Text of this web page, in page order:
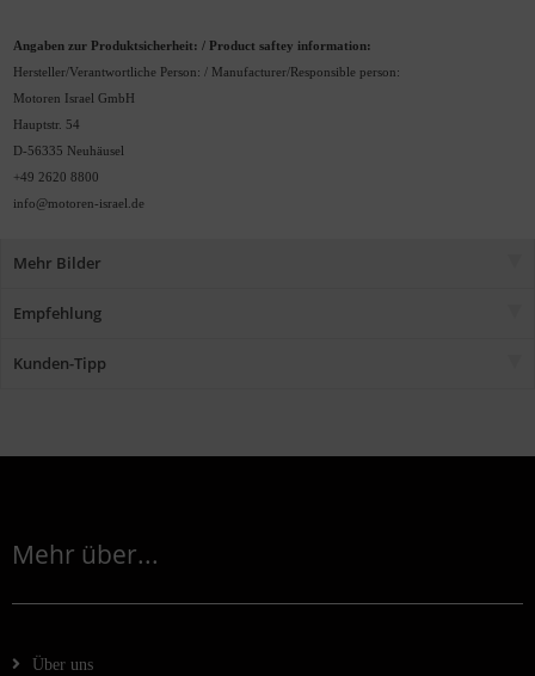
Angaben zur Produktsicherheit: / Product saftey information:
Hersteller/Verantwortliche Person: / Manufacturer/Responsible person:
Motoren Israel GmbH
Hauptstr. 54
D-56335 Neuhäusel
+49 2620 8800
info@motoren-israel.de
Mehr Bilder
Empfehlung
Kunden-Tipp
Mehr über...
Über uns